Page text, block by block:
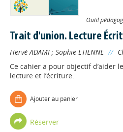
Outil
Trait d'union. Lecture
Hervé ADAMI ; Sophie ETIENNE //
Ce cahier a pour objectif d’aider
lecture et l’écriture.
Ajouter au panier
Réserver